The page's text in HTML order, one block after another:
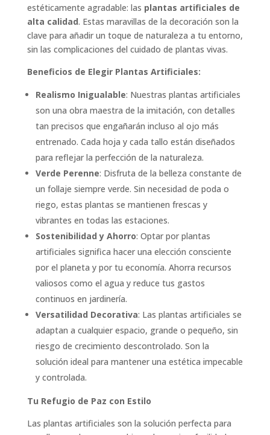
estéticamente agradable: las plantas artificiales de
alta calidad. Estas maravillas de la decoración son la
clave para añadir un toque de naturaleza a tu entorno,
sin las complicaciones del cuidado de plantas vivas.
Beneficios de Elegir Plantas Artificiales:
Realismo Inigualable: Nuestras plantas artificiales
son una obra maestra de la imitación, con detalles
tan precisos que engañarán incluso al ojo más
entrenado. Cada hoja y cada tallo están diseñados
para reflejar la perfección de la naturaleza.
Verde Perenne: Disfruta de la belleza constante de
un follaje siempre verde. Sin necesidad de poda o
riego, estas plantas se mantienen frescas y
vibrantes en todas las estaciones.
Sostenibilidad y Ahorro: Optar por plantas
artificiales significa hacer una elección consciente
por el planeta y por tu economía. Ahorra recursos
valiosos como el agua y reduce tus gastos
continuos en jardinería.
Versatilidad Decorativa: Las plantas artificiales se
adaptan a cualquier espacio, grande o pequeño, sin
riesgo de crecimiento descontrolado. Son la
solución ideal para mantener una estética impecable
y controlada.
Tu Refugio de Paz con Estilo
Las plantas artificiales son la solución perfecta para